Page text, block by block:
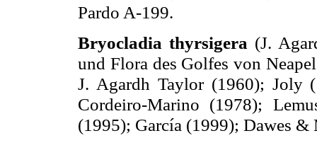
Pardo A-199.
Bryocladia thyrsigera (J.
und Flora des Golfes von
J. Agardh Taylor (1960); Joly
Cordeiro-Marino (1978);
(1995); García (1999); Dawes &